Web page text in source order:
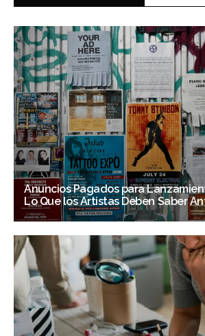
Anuncios Pagados para
Lo Que los Artistas Deben Saber